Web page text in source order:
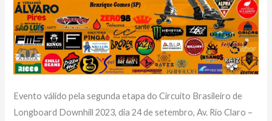
Evento válido pela segunda etapa do Circuito Brasileiro de
Longboard Downhill 2023, dia 24 de setembro, Av. Rio Claro –